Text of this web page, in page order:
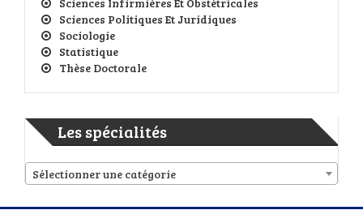
Sciences Politiques Et Juridiques
Sociologie
Statistique
Thèse Doctorale
Les spécialités
Sélectionner une catégorie